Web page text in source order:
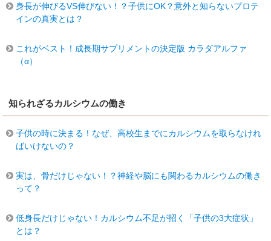
身長が伸びるVS伸びない！？子供にOK？意外と知らないプロテ
インの真実とは？
これがベスト！成長期サプリメントの決定版 カラダアルファ
（α）
知られざるカルシウムの働き
子供の時に決まる！なぜ、高校生までにカルシウムを取らなけれ
ばいけないの？
実は、骨だけじゃない！？神経や脳にも関わるカルシウムの働き
って？
低身長だけじゃない！カルシウム不足が招く「子供の3大症状」
とは？